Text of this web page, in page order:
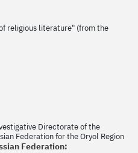
religious literature" (from the
Directorate of the
Federation for the Oryol Region
Federation: